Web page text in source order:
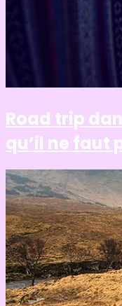
Road trip
qu’il ne faut